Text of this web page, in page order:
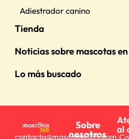
Adiestrador canino
Tienda
Noticias sobre mascotas
Lo más buscado
contacto@mascotas365.com
Sobre
nosotros al